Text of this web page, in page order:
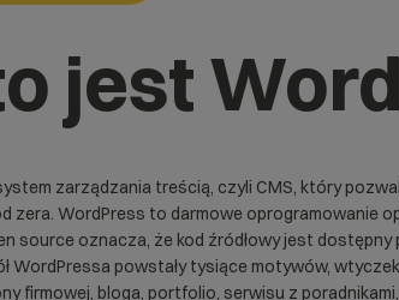
jest
zarządzania treścią, czyli CMS, który
zera. WordPress to darmowe oprogramowanie
source oznacza, że kod źródłowy jest
WordPressa powstały tysiące motywów,
firmowej, bloga, portfolio, serwisu z